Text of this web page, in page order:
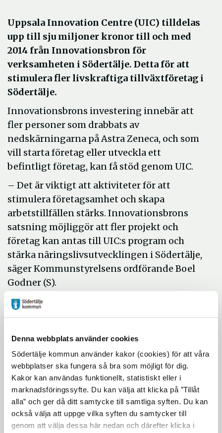
Denna webbplats använder cookies
Södertälje kommun använder kakor (cookies) för att våra
webbplatser ska fungera så bra som möjligt för dig.
Kakor kan användas funktionellt, statistiskt eller i
marknadsföringssyfte. Du kan välja att klicka på ”Tillåt
alla” och ger då ditt samtycke till samtliga syften. Du kan
också välja att uppge vilka syften du samtycker till
genom att välja dessa här nedan och därefter klicka i
Uppsala Innovation Centre (UIC) tilldelas
upp till sju miljoner kronor till och med
2014 från Innovationsbron för
verksamheten i Södertälje. Detta för att
stimulera fler livskraftiga tillväxtföretag i
Södertälje.
Innovationsbrons investering innebär att
fler personer som drabbats av
nedskärningarna på Astra Zeneca, och som
vill starta företag eller utveckla ett
befintligt företag, kan få stöd genom UIC.
– Det är viktigt att aktiviteter för att
stimulera företagsamhet och skapa
arbetstillfällen stärks. Innovationsbrons
satsning möjliggör att fler projekt och
företag kan antas till UIC:s program och
stärka näringslivsutvecklingen i Södertälje,
säger Kommunstyrelsens ordförande Boel
Godner (S).
I juni 2012 valde Södertälje kommun
Uppsala Innovation Centre till Södertäljes
att underlätta för nya företag att etablera
sig samt att få forskare att kommersialisera
sina idéer och tänka mer affärsmässigt.
– Finansieringen från Innovationsbron är
en tydlig signal att de ser Södertälje som en
plats där många nya företag kan utvecklas.